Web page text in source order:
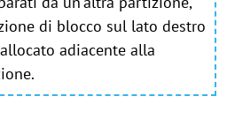
di blocco sul lato destro
adiacente alla